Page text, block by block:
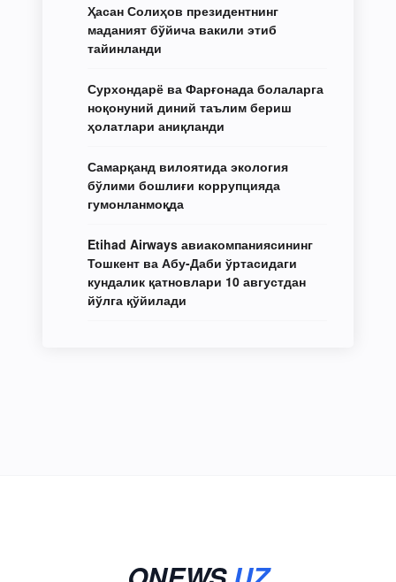
Ҳасан Солиҳов президентнинг
маданият бўйича вакили этиб
тайинланди
Сурхондарё ва Фарғонада болаларга
ноқонуний диний таълим бериш
ҳолатлари аниқланди
Самарқанд вилоятида экология
бўлими бошлиғи коррупцияда
гумонланмоқда
Etihad Airways авиакомпаниясининг
Тошкент ва Абу-Даби ўртасидаги
кундалик қатновлари 10 августдан
йўлга қўйилади